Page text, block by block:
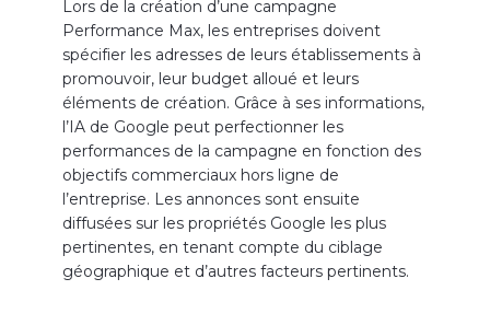
Lors de la création d’une campagne
Performance Max, les entreprises doivent
spécifier les adresses de leurs établissements à
promouvoir, leur budget alloué et leurs
éléments de création. Grâce à ses informations,
l’IA de Google peut perfectionner les
performances de la campagne en fonction des
objectifs commerciaux hors ligne de
l’entreprise. Les annonces sont ensuite
diffusées sur les propriétés Google les plus
pertinentes, en tenant compte du ciblage
géographique et d’autres facteurs pertinents.